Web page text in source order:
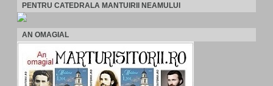
PENTRU CATEDRALA MANTUIRII NEAMULUI
AN OMAGIAL